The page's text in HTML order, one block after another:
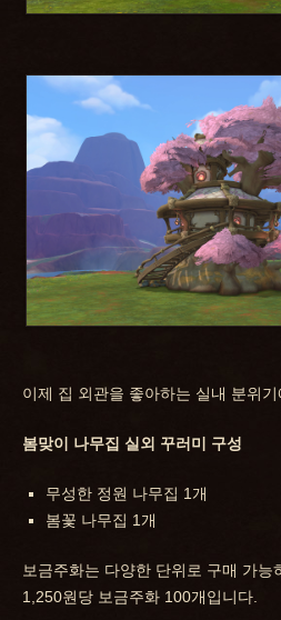
이제 집 외관을 좋아하는 실내 분위
봄맞이 나무집 실외 꾸러미 구성
무성한 정원 나무집 1개
봄꽃 나무집 1개
보금주화는 다양한 단위로 구매 가능
1,250원당 보금주화 100개입니다.